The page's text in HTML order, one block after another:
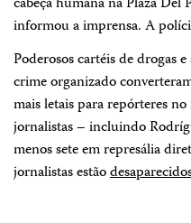
informou a imprensa. A
Poderosos cartéis de drogas
crime organizado
mais letais para repórteres
jornalistas – incluindo
menos sete em represália
jornalistas estão